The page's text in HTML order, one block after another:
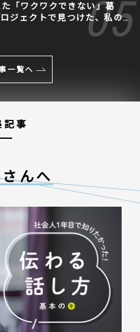
「ワクワクできない」葛
ジェクトで見つけた、私の
一覧へ
記事
んへ